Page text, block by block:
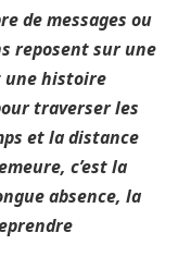
de messages ou
reposent sur une
une histoire
traverser les
et la distance
c’est la
absence, la